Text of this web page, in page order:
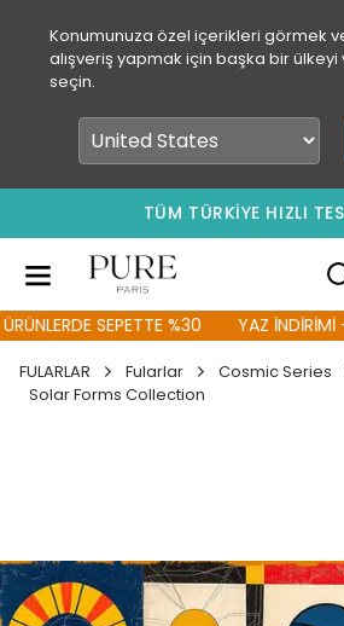
Konumunuza özel içerikleri görmek
alışveriş yapmak için başka bir
seçin.
TÜM TÜRKİYE HIZLI
SEPETTE %30 YAZ İNDİRİMİ -
FULARLAR Fularlar
Cosmic Series
Solar Forms Collection